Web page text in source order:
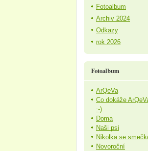
Fotoalbum
Archiv 2024
Odkazy
rok 2026
Fotoalbum
ArQeVa
Co dokáže
:-)
Doma
Naši psi
Nikolka se
Novoroční